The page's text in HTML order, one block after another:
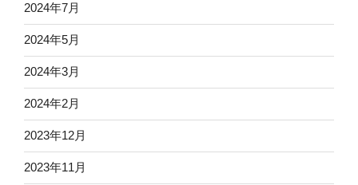
2024年7月
2024年5月
2024年3月
2024年2月
2023年12月
2023年11月